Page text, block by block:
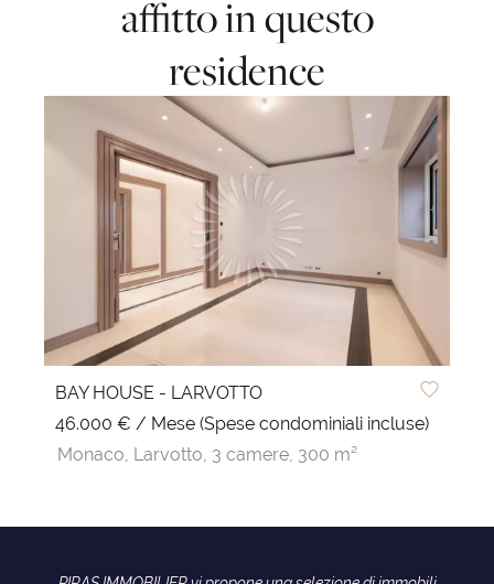
affitto in questo
residence
BAY HOUSE - LARVOTTO
46.000 € / Mese (Spese condominiali incluse)
Monaco, Larvotto, 3 camere, 300 m²